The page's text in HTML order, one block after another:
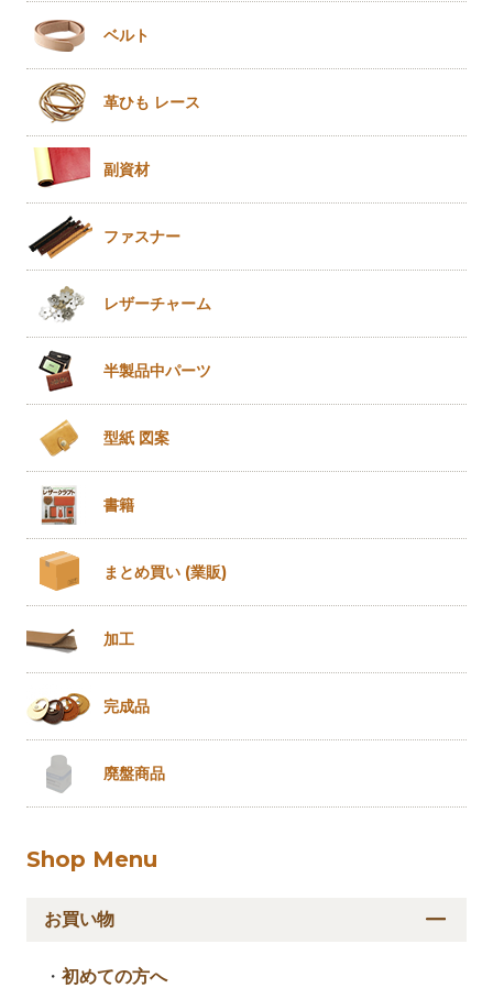
ベルト
革ひも レース
副資材
ファスナー
レザーチャーム
半製品中パーツ
型紙 図案
書籍
まとめ買い (業販)
加工
完成品
廃盤商品
Shop Menu
お買い物
・初めての方へ